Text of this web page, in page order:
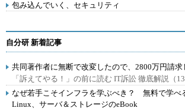
包み込んでいく、セキュリティ
自分研 新着記事
共同著作者に無断で改変したので、2800万円請求
「訴えてやる！」の前に読む IT訴訟 徹底解説（
なぜ若手こそインフラを学ぶべき？ 無料で学べ
Linux、サーバ＆ストレージのeBook